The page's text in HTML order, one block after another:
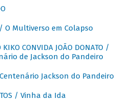
/ O Multiverso em Colapso
KIKO CONVIDA JOÃO DONATO /
de Jackson do Pandeiro
Jackson do Pandeiro
/ Vinha da Ida